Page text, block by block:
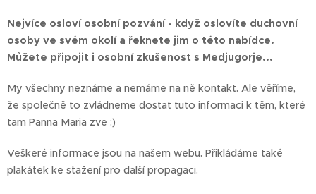
Nejvíce osloví osobní pozvání - když oslovíte duchovní
osoby ve svém okolí a řeknete jim o této nabídce.
Můžete připojit i osobní zkušenost s Medjugorje...
My všechny neznáme a nemáme na ně kontakt. Ale věříme,
že společně to zvládneme dostat tuto informaci k těm, které
tam Panna Maria zve :)
Veškeré informace jsou na našem webu. Přikládáme také
plakátek ke stažení pro další propagaci.